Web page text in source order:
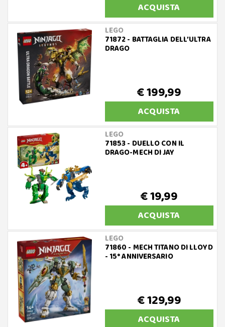
ACQUISTA
LEGO
71872 - BATTAGLIA DELL’ULTRA
DRAGO
€ 199,99
ACQUISTA
LEGO
71853 - DUELLO CON IL
DRAGO-MECH DI JAY
€ 19,99
ACQUISTA
LEGO
71860 - MECH TITANO DI LLOYD
- 15° ANNIVERSARIO
€ 129,99
ACQUISTA